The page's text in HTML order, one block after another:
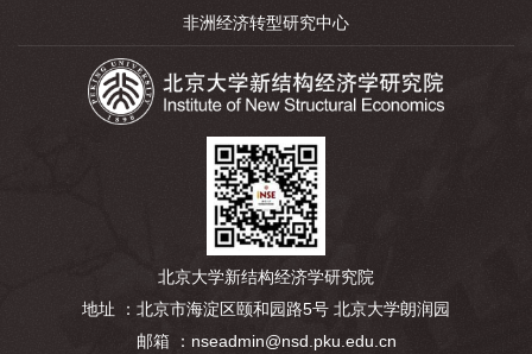
非洲经济转型研究中心
北京大学新结构经济学研究院
地址 ：北京市海淀区颐和园路5号 北京大学朗润园
邮箱 ：nseadmin@nsd.pku.edu.cn